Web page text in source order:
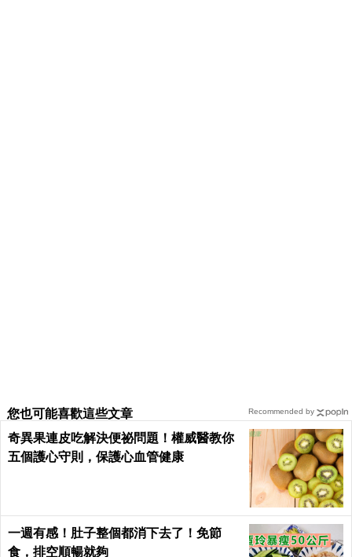
您也可能喜歡這些文章
奇異果連皮吃解決便祕問題！權威醫教你
五個護心守則，保護心血管健康
一週有感！肚子整個都消下去了！免節
食，排空順暢就夠
Recommended by